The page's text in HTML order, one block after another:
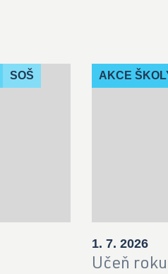
SOŠ AKCE
1. 7. 2026
Učeň